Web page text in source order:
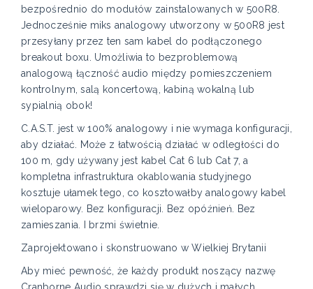
bezpośrednio do modułów zainstalowanych w 500R8.
Jednocześnie miks analogowy utworzony w 500R8 jest
przesyłany przez ten sam kabel do podłączonego
breakout boxu. Umożliwia to bezproblemową
analogową łączność audio między pomieszczeniem
kontrolnym, salą koncertową, kabiną wokalną lub
sypialnią obok!
C.A.S.T. jest w 100% analogowy i nie wymaga konfiguracji,
aby działać. Może z łatwością działać w odległości do
100 m, gdy używany jest kabel Cat 6 lub Cat 7, a
kompletna infrastruktura okablowania studyjnego
kosztuje ułamek tego, co kosztowałby analogowy kabel
wieloparowy. Bez konfiguracji. Bez opóźnień. Bez
zamieszania. I brzmi świetnie.
Zaprojektowano i skonstruowano w Wielkiej Brytanii
Aby mieć pewność, że każdy produkt noszący nazwę